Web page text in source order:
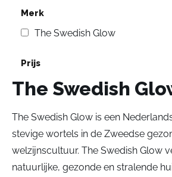
Merk
The Swedish Glow
Prijs
The Swedish
The Swedish Glow is een
stevige wortels in de Zweedse
welzijnscultuur. The Swedish Glow
natuurlijke, gezonde en stralende